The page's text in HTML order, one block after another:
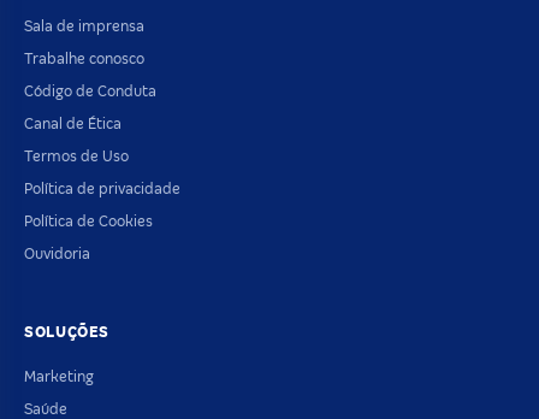
Sala de imprensa
Trabalhe conosco
Código de Conduta
Canal de Ética
Termos de Uso
Política de privacidade
Política de Cookies
Ouvidoria
SOLUÇÕES
Marketing
Saúde